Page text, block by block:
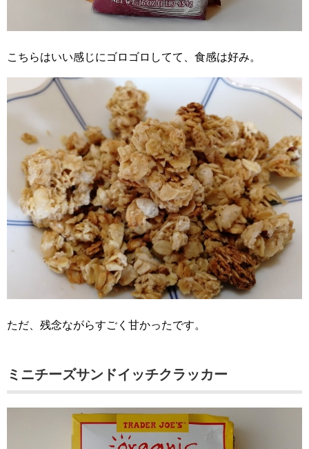
こちらはいい感じにゴロゴロしてて、食感は好み。
ただ、残念ながらすごく甘かったです。
ミニチーズサンドイッチクラッカー